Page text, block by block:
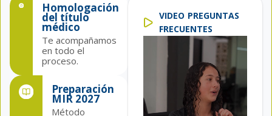
Homologación
del título
médico
Te acompañamos
en todo el
proceso.
Preparación
MIR 2027
Método
VIDEO PREGUNTAS
FRECUENTES